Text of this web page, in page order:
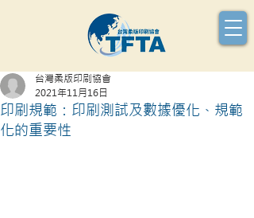
印刷規範：印刷測試及數據優化、規範
化的重要性
台灣柔版印刷協會
2021年11月16日